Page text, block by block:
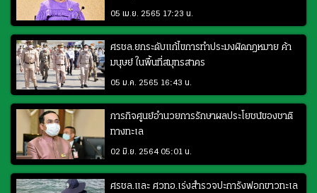
05 เม.ย. 2565 17:23 น.
ศรชล.ยกระดับแก้ไขการทำประมงผิดกฎหมาย ค้า
มนุษย์ ในพื้นที่สมุทรสาคร
05 ม.ค. 2565 16:43 น.
ภารกิจศูนย์อำนวยการรักษาผลประโยชน์ของชาติ
ทางทะเล
02 มิ.ย. 2564 05:01 น.
ศรชล.และ ศวทอ.เร่งสำรวจปะการังฟอกขาวทะเล